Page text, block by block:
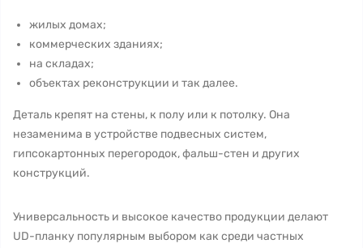
жилых домах;
коммерческих зданиях;
на складах;
объектах реконструкции и так далее.
Деталь крепят на стены, к полу или к потолку. Она
незаменима в устройстве подвесных систем,
гипсокартонных перегородок, фальш-стен и других
конструкций.
Универсальность и высокое качество продукции делают
UD-планку популярным выбором как среди частных